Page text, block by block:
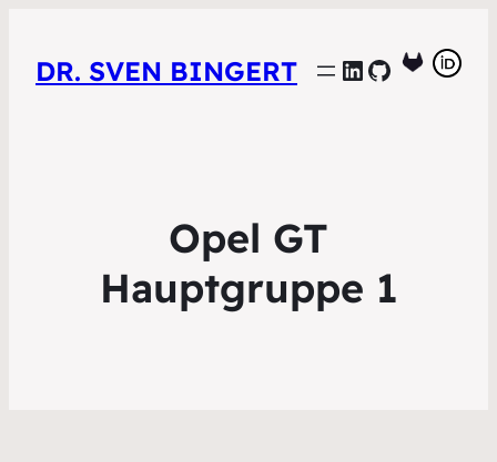
DR. SVEN BINGERT LinkedIn
GitHub
Opel GT
Hauptgruppe 1